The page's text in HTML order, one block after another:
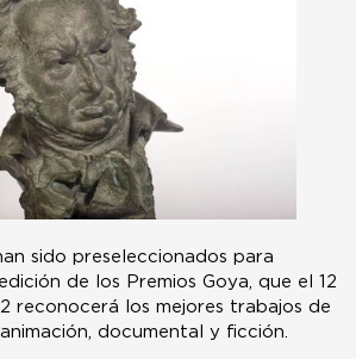
sido preseleccionados para
de los Premios Goya, que el 12
reconocerá los mejores trabajos de
documental y ficción.